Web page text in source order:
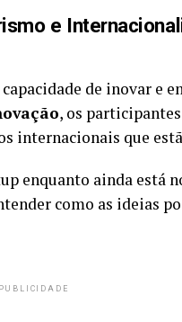
e
de inovar e
, os
internacionais que
enquanto ainda está
como as ideias
PUBLICIDADE